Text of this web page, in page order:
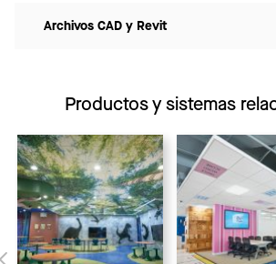
Archivos CAD y Revit
Productos y sistemas